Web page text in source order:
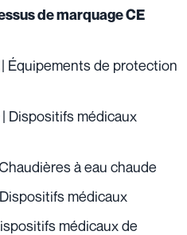
de marquage CE
| Équipements de protection
| Dispositifs médicaux
à eau chaude
médicaux
médicaux de